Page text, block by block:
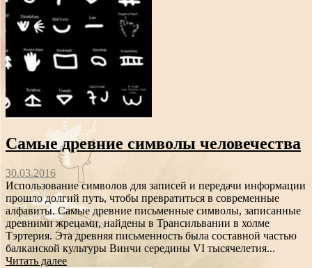
Самые древние символы человечества
30.03.2016
Использование символов для записей и передачи информации
прошло долгий путь, чтобы превратиться в современные
алфавиты. Самые древние письменные символы, записанные
древними жрецами, найдены в Трансильвании в холме
Тэртерия. Эта древняя письменность была составной частью
балканской культуры Винчи середины VI тысячелетия...
Читать далее